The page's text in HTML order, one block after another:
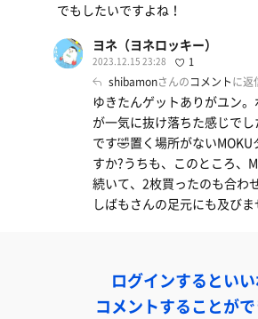
でもしたいですよね！
ヨネ（ヨネロッキー）
2023.12.15 23:28 1
shibamonさんのコメントに返
ゆきたんゲットありがユン
が一気に抜け落ちた感じで
です🤣置く場所がない
すか?うちも、このところ、
続いて、2枚買ったのも合わ
しばもさんの足元にも及び
ログインするとい
コメントすることが